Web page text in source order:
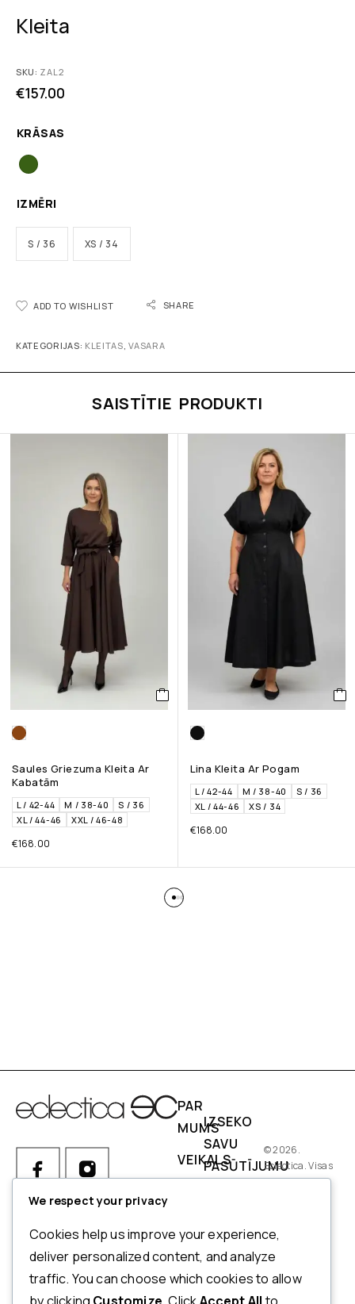
Kleita
SKU: ZAL2
€157.00
KRĀSAS
IZMĒRI
S / 36 XS / 34
ADD TO WISHLIST SHARE
KATEGORIJAS: KLEITAS,VASARA
SAISTĪTIE PRODUKTI
Saules Griezuma Kleita Ar
Kabatām
L / 42-44 M / 38-40
S / 36
XL / 44-46
XXL / 46-48
€168.00
Lina Kleita Ar Pogam
L / 42-44 M / 38-40
S / 36
XL / 44-46
XS / 34
€168.00
Ja Jums ir kādi jautājumi par
pasūtījumu, produktiem vai
mūsu pakalpojumiem,
lūdzu, sazinieties ar mūsu
PAR
MUMS
VEIKALS
IZSEKO
SAVU
PASŪTĪJUMU
NORĒĶINI
ATMAKSAS
© 2026.
Eclectica. Visas
tiesības
We respect your privacy
Cookies help us improve your experience,
deliver personalized content, and analyze
traffic. You can choose which cookies to allow